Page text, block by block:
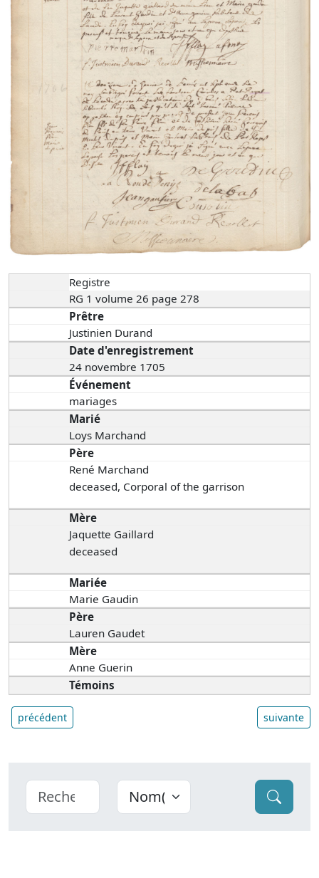
Registre
RG 1 volume 26 page 278
Prêtre
Justinien Durand
Date d'enregistrement
24 novembre 1705
Événement
mariages
Marié
Loys Marchand
Père
René Marchand
deceased, Corporal of the garrison
Mère
Jaquette Gaillard
deceased
Mariée
Marie Gaudin
Père
Lauren Gaudet
Mère
Anne Guerin
Témoins
précédent suivante